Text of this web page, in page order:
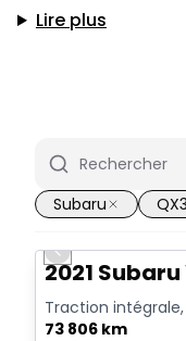
Lire plus
Subaru
Vidéo disponible
Previous slide
2021 Subaru
Traction
73 806 km